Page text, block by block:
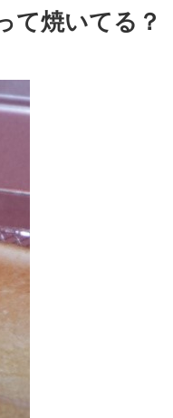
て焼いてる？